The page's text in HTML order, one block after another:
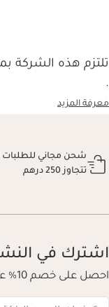
تلتزم هذه الشركة
.
معرفة المزيد
شحن مجاني للطلبات
تتجاوز 250 درهم
اشترك في
احصل على خصم 10% على أول طلب لك